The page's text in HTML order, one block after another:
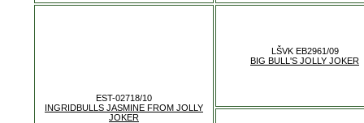
EST-02718/10
INGRIDBULLS JASMINE FROM JOLLY
JOKER
LŠVK EB2961/09
BIG BULL'S JOLLY JOKER